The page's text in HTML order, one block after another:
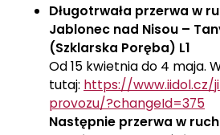
Długotrwała przerwa w
Jablonec nad Nisou –
(Szklarska Poręba) L1
Od 15 kwietnia do 4 maja.
tutaj: https://www.iidol.cz/
provozu/?changeId=375
Następnie przerwa w